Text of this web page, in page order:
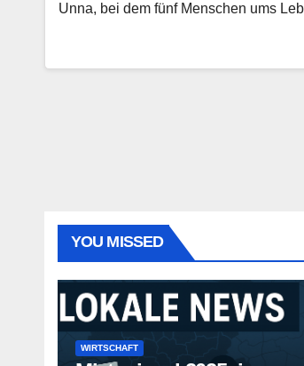
Unna, bei dem fünf Menschen ums
YOU MISSED
WIRTSCHAFT